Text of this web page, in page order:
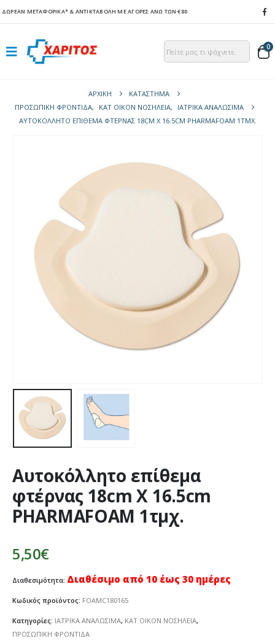
ΔΩΡΕΑΝ ΜΕΤΑΦΟΡΙΚΑ* & ΑΝΤΙΚΤΑΒΟΛΗ ΜΕ ΑΓΟΡΕΣ ΑΝΩ ΤΩΝ €80
0
ΑΡΧΙΚΉ
ΚΑΤΆΣΤΗΜΑ
ΠΡΟΣΩΠΙΚΗ ΦΡΟΝΤΙΔΑ, ΚΑΤ ΟΙΚΟΝ ΝΟΣΗΛΕΙΑ,
ΙΑΤΡΙΚΑ ΑΝΑΛΩΣΙΜΑ
ΑΥΤΟΚΌΛΛΗΤΟ ΕΠΊΘΕΜΑ ΦΤΈΡΝΑΣ 18CM Χ 16.5CM PHARMAFOAM 1ΤΜΧ.
Αυτοκόλλητο επίθεμα
φτέρνας 18cm Χ 16.5cm
PHARMAFOAM 1τμχ.
5,50€
Διαθεσιμότητα: Διαθέσιμο από 10 έως 30 ημέρες
Κωδικός προϊόντος: FOAMC180165
Κατηγορίες: ΙΑΤΡΙΚΑ ΑΝΑΛΩΣΙΜΑ, ΚΑΤ ΟΙΚΟΝ ΝΟΣΗΛΕΙΑ,
ΠΡΟΣΩΠΙΚΗ ΦΡΟΝΤΙΔΑ